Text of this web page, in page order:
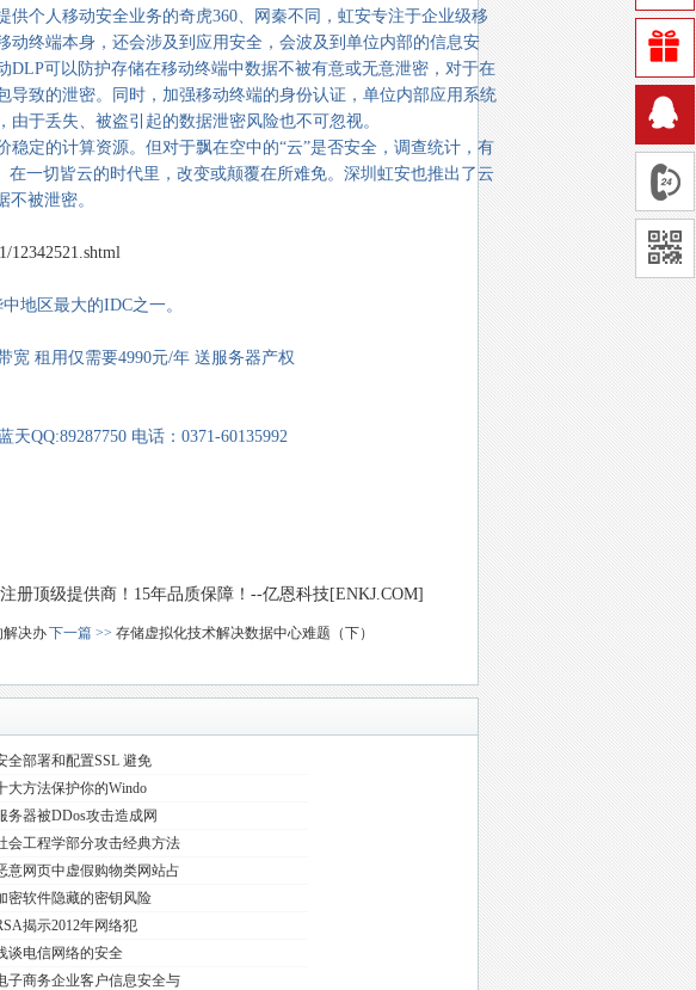
个人移动安全业务的奇虎360、网秦不同，虹安专注于企业级移
动终端本身，还会涉及到应用安全，会波及到单位内部的信息安
DLP可以防护存储在移动终端中数据不被有意或无意泄密，对于在
导致的泄密。同时，加强移动终端的身份认证，单位内部应用系统
于丢失、被盗引起的数据泄密风险也不可忽视。
定的计算资源。但对于飘在空中的“云”是否安全，调查统计，有
一切皆云的时代里，改变或颠覆在所难免。深圳虹安也推出了云
被泄密。
12342521.shtml
地区最大的IDC之一。
宽 租用仅需要4990元/年 送服务器产权
QQ:89287750 电话：0371-60135992
册顶级提供商！15年品质保障！--亿恩科技[ENKJ.COM]
解决办下一篇 >> 存储虚拟化技术解决数据中心难题（下）
全部署和配置SSL 避免
大方法保护你的Windo
务器被DDos攻击造成网
会工程学部分攻击经典方法
意网页中虚假购物类网站占
密软件隐藏的密钥风险
揭示2012年网络犯
谈电信网络的安全
子商务企业客户信息安全与